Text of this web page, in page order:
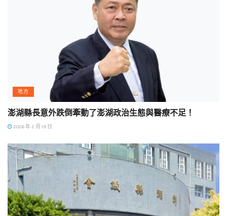
地方
澎湖縣長意外跌倒牽動了澎湖政治生態與醫療不足！
2026 年 2 月 19 日